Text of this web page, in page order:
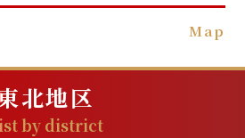
Map
北地区
by district